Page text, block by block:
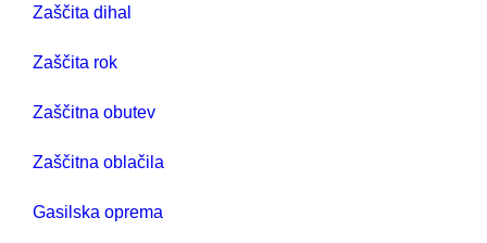
Zaščita dihal
Zaščita rok
Zaščitna obutev
Zaščitna oblačila
Gasilska oprema